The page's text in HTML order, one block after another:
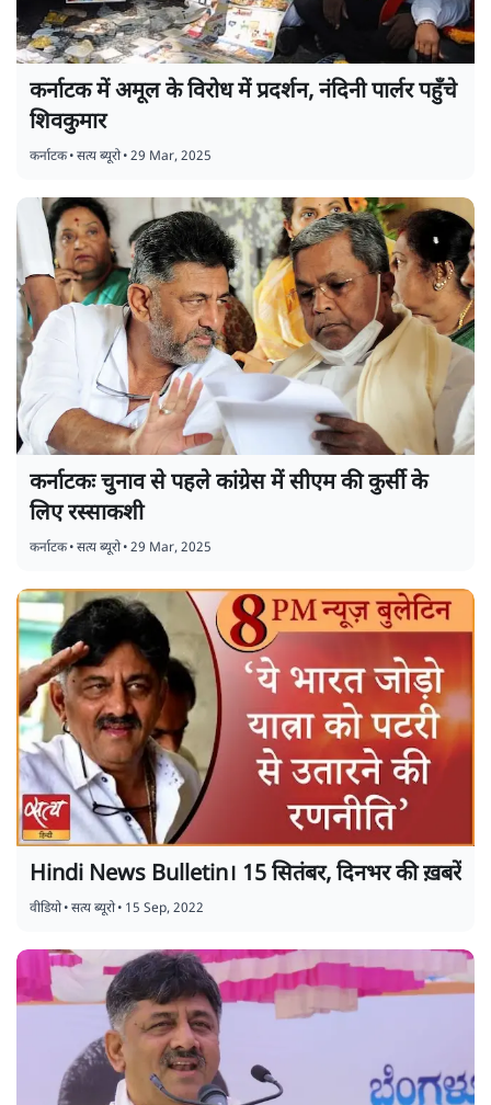
कर्नाटक में अमूल के विरोध में प्रदर्शन, नंदिनी पार्लर पहुँचे
शिवकुमार
कर्नाटक•सत्य ब्यूरो•29 Mar, 2025
कर्नाटकः चुनाव से पहले कांग्रेस में सीएम की कुर्सी के
लिए रस्साकशी
कर्नाटक•सत्य ब्यूरो•29 Mar, 2025
Hindi News Bulletin। 15 सितंबर, दिनभर की ख़बरें
वीडियो•सत्य ब्यूरो• 15 Sep, 2022